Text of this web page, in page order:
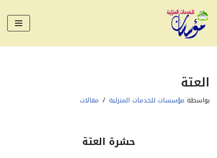
تخطى
المحتوى
العتة
بواسطة مؤسسات للخدمات المنزلية مقالات
حشرة العتة